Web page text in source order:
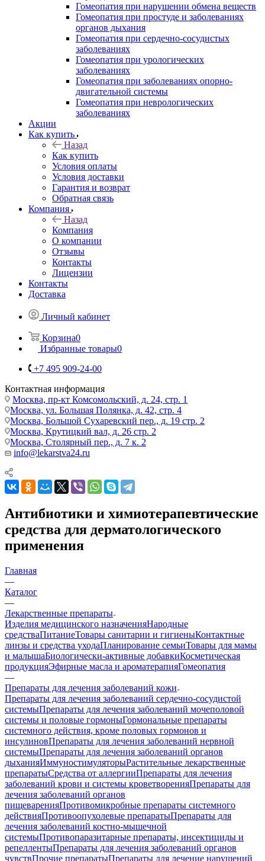
Гомеопатия при нарушении обмена веществ
Гомеопатия при простуде и заболеваниях
органов дыхания
Гомеопатия при сердечно-сосудистых
заболеваниях
Гомеопатия при урологических
заболеваниях
Гомеопатия при заболеваниях опорно-
двигательной системы
Гомеопатия при неврологических
заболеваниях
Акции
Как купить
Назад
Как купить
Условия оплаты
Условия доставки
Гарантия и возврат
Обратная связь
Компания
Назад
Компания
О компании
Отзывы
Контакты
Лицензии
Контакты
Доставка
Личный кабинет
Корзина0
Избранные товары0
+7 495 909-24-00
Контактная информация
Москва, пр-кт Комсомольский, д. 24, стр. 1
Москва, ул. Большая Полянка, д. 42, стр. 4
Москва, Большой Сухаревский пер., д. 19 стр. 2
Москва, Крутицкий вал, д. 26 стр. 2
Москва, Столярный пер., д. 7 к. 2
info@lekarstva24.ru
Антибиотики и химиотерапевтические
средства для дерматологического
применения
Главная
—
Каталог
—
Лекарственные препараты
Изделия медицинского назначенияНародные
средстваПитаниеТовары санитарии и гигиеныКонтактные
линзы и средства уходаПланирование семьиТовары для мамы
и малышаБиологически-активные добавкиКосметическая
продукцияЭфирные масла и ароматерапияГомеопатия
—
Препараты для лечения заболеваний кожи
Препараты для лечения заболеваний сердечно-сосудистой
системыПрепараты для лечения заболеваний мочеполовой
системы и половые гормоныГормональные препараты
системного действия, кроме половых гормонов и
инсулиновПрепараты для лечения заболеваний нервной
системыПрепараты для лечения заболеваний органов
дыханияИммуностимуляторыРастительные лекарственные
препаратыСредства от аллергииПрепараты для лечения
заболеваний крови и системы кроветворенияПрепараты для
лечения заболеваний органов
пищеваренияПротивомикробные препараты системного
действияПротивоопухолевые препаратыПрепараты для
лечения заболеваний костно-мышечной
системыПротивопаразитарные препараты, инсектициды и
репеллентыПрепараты для лечения заболеваний органов
чувствПрочие препаратыПрепараты для лечение нарушений